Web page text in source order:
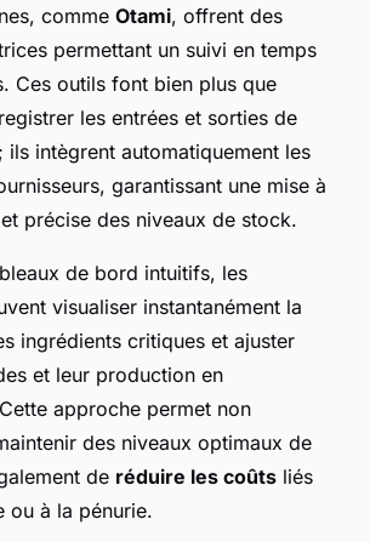
comme Otami, offrent des
permettant un suivi en temps
Ces outils font bien plus que
les entrées et sorties de
ils intègrent automatiquement les
garantissant une mise à
précise des niveaux de stock.
de bord intuitifs, les
visualiser instantanément la
ingrédients critiques et ajuster
et leur production en
approche permet non
des niveaux optimaux de
de réduire les coûts liés
ou à la pénurie.